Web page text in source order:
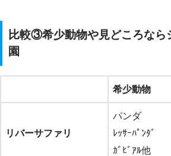
比較③希少動物や見どころなら
園
希少動物
リバーサファリ
パンダ
ﾚｯｻｰﾊﾟﾝﾀﾞ
ｶﾞﾋﾞｱﾙ他